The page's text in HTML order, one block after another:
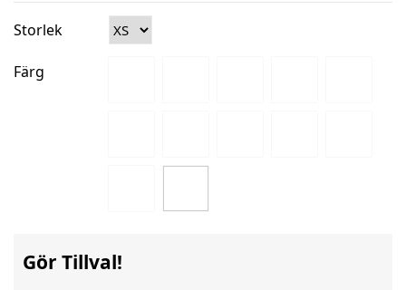
Storlek
Färg
Gör Tillval!